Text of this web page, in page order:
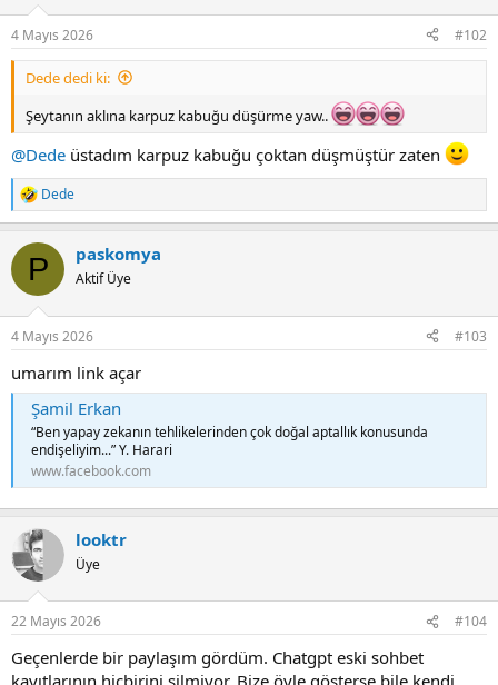
s
:
4 Mayıs 2026 #102
Dede dedi ki:
Şeytanın aklına karpuz kabuğu düşürme yaw..
@Dede üstadım karpuz kabuğu çoktan düşmüştür zaten
R
e
c
i
s
Dede
P paskomya
Aktif Üye
4 Mayıs 2026 #103
umarım link açar
Şamil Erkan
“Ben yapay zekanın tehlikelerinden çok doğal aptallık konusunda
endişeliyim...” Y. Harari
www.facebook.com
looktr
Üye
22 Mayıs 2026 #104
Geçenlerde bir paylaşım gördüm. Chatgpt eski sohbet